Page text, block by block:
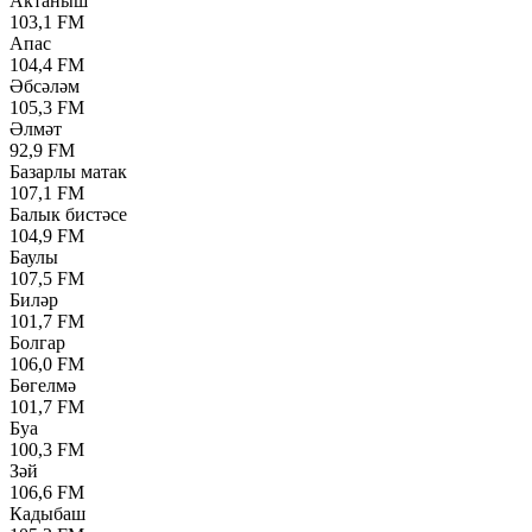
103,1 FM
Апас
104,4 FM
Әбсәләм
105,3 FM
Әлмәт
92,9 FM
Базарлы матак
107,1 FM
Балык бистәсе
104,9 FM
Баулы
107,5 FM
Биләр
101,7 FM
Болгар
106,0 FM
Бөгелмә
101,7 FM
Буа
100,3 FM
Зәй
106,6 FM
Кадыбаш